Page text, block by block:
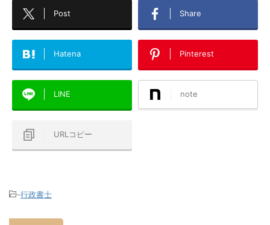
Post Share
Hatena Pinterest
LINE note
URLコピー
-行政書士